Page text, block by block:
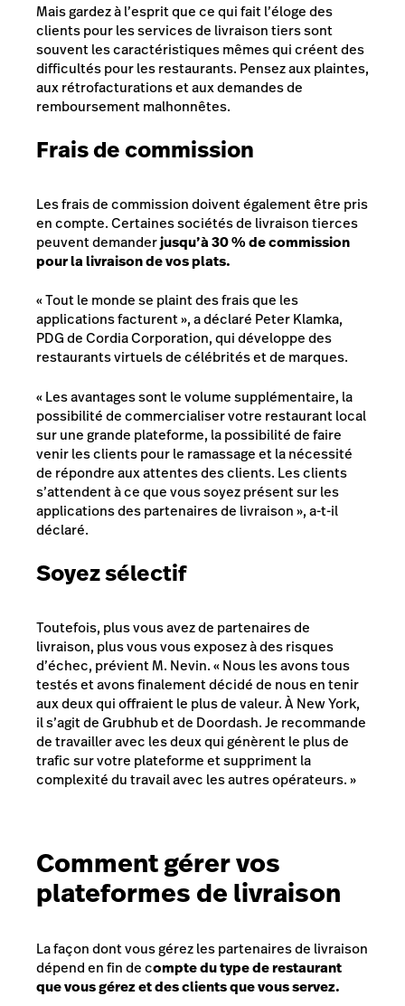
Mais gardez à l’esprit que ce qui fait l’éloge des
clients pour les services de livraison tiers sont
souvent les caractéristiques mêmes qui créent des
difficultés pour les restaurants. Pensez aux plaintes,
aux rétrofacturations et aux demandes de
remboursement malhonnêtes.
Frais de commission
Les frais de commission doivent également être pris
en compte. Certaines sociétés de livraison tierces
peuvent demanderjusqu’à 30 % de commission
pour la livraison de vos plats.
« Tout le monde se plaint des frais que les
applications facturent », a déclaré Peter Klamka,
PDG de Cordia Corporation, qui développe des
restaurants virtuels de célébrités et de marques.
« Les avantages sont le volume supplémentaire, la
possibilité de commercialiser votre restaurant local
sur une grande plateforme, la possibilité de faire
venir les clients pour le ramassage et la nécessité
de répondre aux attentes des clients. Les clients
s’attendent à ce que vous soyez présent sur les
applications des partenaires de livraison », a-t-il
déclaré.
Soyez sélectif
Toutefois, plus vous avez de partenaires de
livraison, plus vous vous exposez à des risques
d’échec, prévient M. Nevin. « Nous les avons tous
testés et avons finalement décidé de nous en tenir
aux deux qui offraient le plus de valeur. À New York,
il s’agit de Grubhub et de Doordash. Je recommande
de travailler avec les deux qui génèrent le plus de
trafic sur votre plateforme et suppriment la
complexité du travail avec les autres opérateurs. »
Comment gérer vos
plateformes de livraison
La façon dont vous gérez les partenaires de livraison
dépend en fin de compte du type de restaurant
que vous gérez et des clients que vous servez.